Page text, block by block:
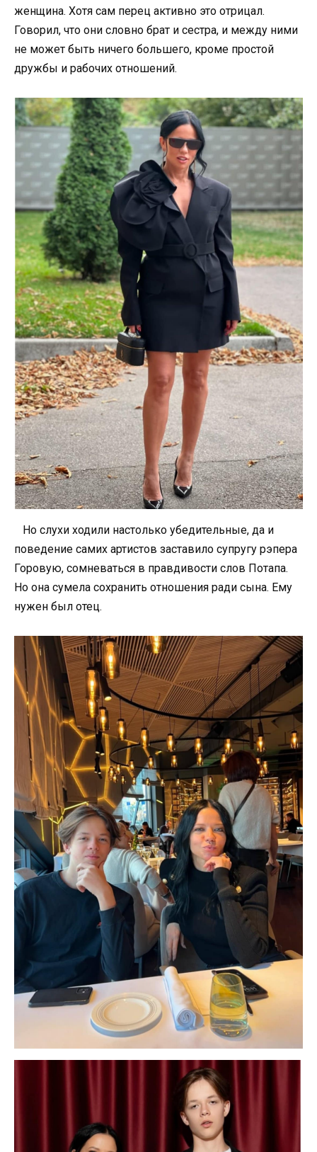
женщина. Хотя сам перец активно это отрицал.
Говорил, что они словно брат и сестра, и между ними
не может быть ничего большего, кроме простой
дружбы и рабочих отношений.
Но слухи ходили настолько убедительные, да и
поведение самих артистов заставило супругу рэпера
Горовую, сомневаться в правдивости слов Потапа.
Но она сумела сохранить отношения ради сына. Ему
нужен был отец.